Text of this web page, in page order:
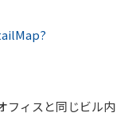
ィスと同じビル内